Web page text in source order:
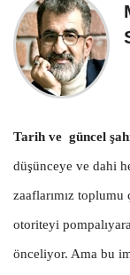
Tarih ve güncel
düşünceye ve dahi
zaaflarımız
otoriteyi
önceliyor. Ama bu